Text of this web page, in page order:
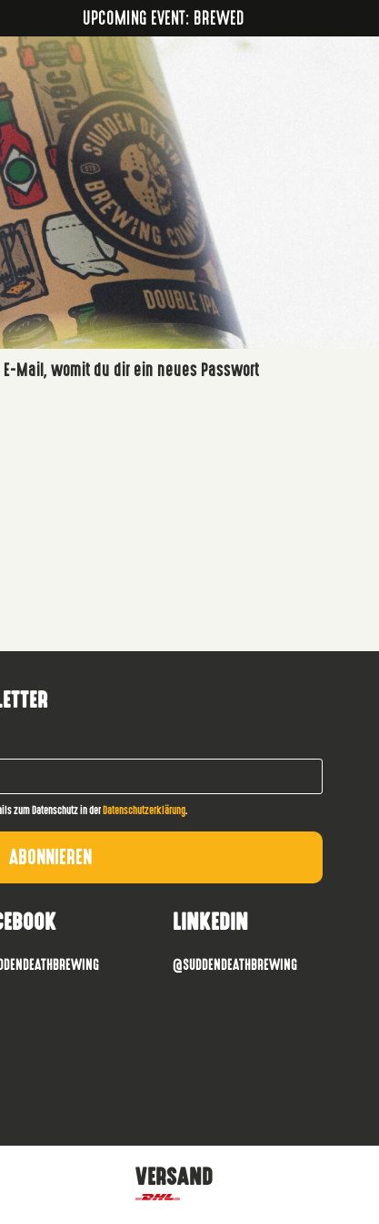
UPCOMING EVENT: BREWED
Mail, womit du dir ein neues Passwort
zum Datenschutz in derDatenschutzerklärung.
LINKEDIN
@SUDDENDEATHBREWING
VERSAND